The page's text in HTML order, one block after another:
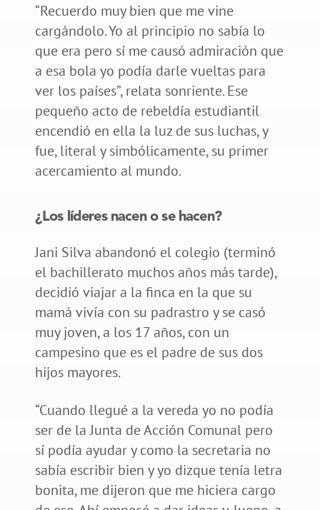
“Recuerdo muy bien que me vine
cargándolo. Yo al principio no sabía lo
que era pero sí me causó admiración que
a esa bola yo podía darle vueltas para
ver los países”, relata sonriente. Ese
pequeño acto de rebeldía estudiantil
encendió en ella la luz de sus luchas, y
fue, literal y simbólicamente, su primer
acercamiento al mundo.
¿Los líderes nacen o se hacen?
Jani Silva abandonó el colegio (terminó
el bachillerato muchos años más tarde),
decidió viajar a la finca en la que su
mamá vivía con su padrastro y se casó
muy joven, a los 17 años, con un
campesino que es el padre de sus dos
hijos mayores.
“Cuando llegué a la vereda yo no podía
ser de la Junta de Acción Comunal pero
sí podía ayudar y como la secretaria no
sabía escribir bien y yo dizque tenía letra
bonita, me dijeron que me hiciera cargo